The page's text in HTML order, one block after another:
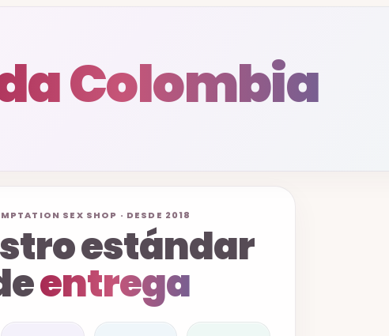
Colombia
SEX SHOP · DESDE 2018
estándar
entrega